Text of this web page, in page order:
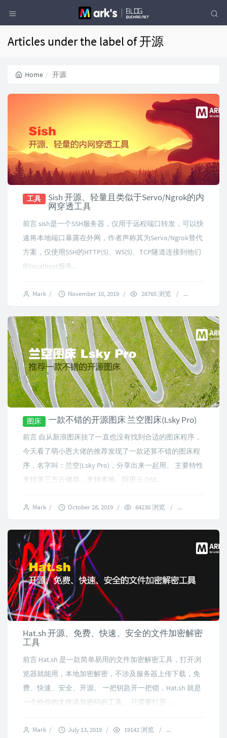
Articles under the label of 开源
Home 开源
工具
Sish 开源、轻量且类似于Servo/Ngrok的内
网穿透工具
前言 sish是一个SSH服务器，仅用于远程端口转发，可以快
速将本地端口暴露在外网，作者声称其为Servo/Ngrok替代
方案，仅使用SSH的HTTP(S)、WS(S)、TCP隧道连接到他们
的localhost服务...
Mark / November 10, 2019 / 28765 浏览 /
图床 一款不错的开源图床 兰空图床(Lsky Pro)
前言 自从新浪图床挂了一直也没有找到合适的图床程序，
今天看了萌小恩大佬的推荐发现了一款还算不错的图床程
序，名字叫：兰空(Lsky Pro)，分享出来一起用。 主要特性
支持第三方云储存，支持本地、阿里云 OSS...
Mark / October 28, 2019 / 64230 浏览 /
Hat.sh 开源、免费、快速、安全的文件加密解密
工具
前言 Hat.sh 是一款简单易用的文件加密解密工具，打开浏
览器就能用，本地加密解密，不涉及服务器上传下载，免
费、快速、安全、开源。 一把钥匙开一把锁，Hat.sh 就是
一个给你的文件添加密码的工具。 只需要打开 ...
Mark / July 13, 2019 / 19142 浏览 /